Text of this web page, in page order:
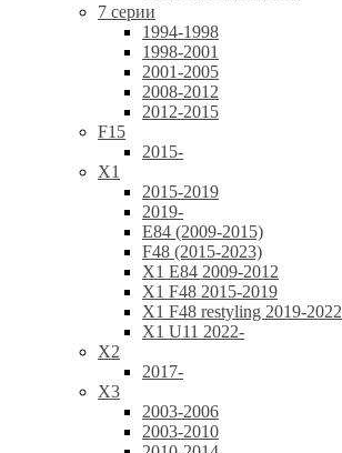
7 серии
1994-1998
1998-2001
2001-2005
2008-2012
2012-2015
F15
2015-
X1
2015-2019
2019-
E84 (2009-2015)
F48 (2015-2023)
X1 E84 2009-2012
X1 F48 2015-2019
X1 F48 restyling 2019-2022
X1 U11 2022-
X2
2017-
X3
2003-2006
2003-2010